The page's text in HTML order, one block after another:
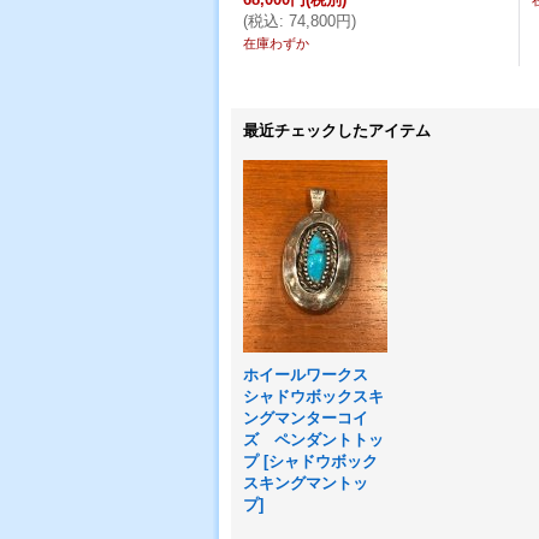
(税込: 74,800円)
在庫わずか
最近チェックしたアイテム
ホイールワークス
シャドウボックスキ
ングマンターコイ
ズ ペンダントトッ
プ [シャドウボック
スキングマントッ
プ]